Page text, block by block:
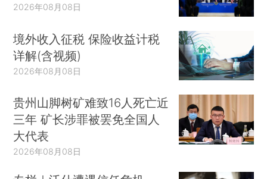
2026年08月08日
境外收入征税 保险收益计税
详解(含视频)
2026年08月08日
贵州山脚树矿难致16人死亡近
三年 矿长涉罪被罢免全国人
大代表
2026年08月08日